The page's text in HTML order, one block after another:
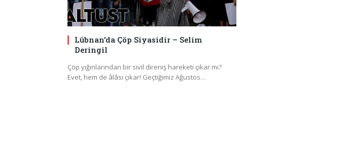
Lübnan’da Çöp Siyasidir – Selim
Deringil
Çöp yığınlarından bir sivil direniş hareketi çıkar mı?
Evet, hem de âlâsı çıkar! Geçtiğimiz Ağustos…